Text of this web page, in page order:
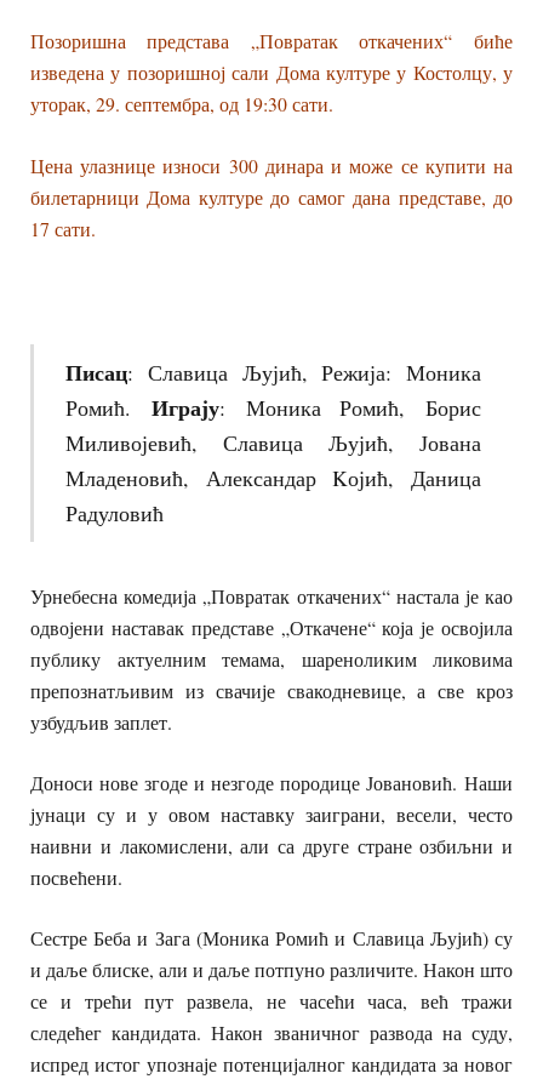
Позоришна представа „Повратак откачених“ биће
изведена у позоришној сали Дома културе у Костолцу, у
уторак, 29. септембра, од 19:30 сати.
Цена улазнице износи 300 динара и може се купити на
билетарници Дома културе до самог дана представе, до
17 сати.
Писац: Славица Љујић, Режија: Моника
Ромић. Играју: Моника Ромић, Борис
Миливојевић, Славица Љујић, Јована
Младеновић, Александар Kојић, Даница
Радуловић
Урнебесна комедија „Повратак откачених“ настала је као
одвојени наставак представе „Откачене“ која је освојила
публику актуелним темама, шареноликим ликовима
препознатљивим из свачије свакодневице, а све кроз
узбудљив заплет.
Доноси нове згоде и незгоде породице Јовановић. Наши
јунаци су и у овом наставку заиграни, весели, често
наивни и лакомислени, али са друге стране озбиљни и
посвећени.
Сестре Беба и Зага (Моника Ромић и Славица Љујић) су
и даље блиске, али и даље потпуно различите. Након што
се и трећи пут развела, не часећи часа, већ тражи
следећег кандидата. Након званичног развода на суду,
испред истог упознаје потенцијалног кандидата за новог